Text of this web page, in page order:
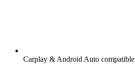
Carplay & Android Auto compatible